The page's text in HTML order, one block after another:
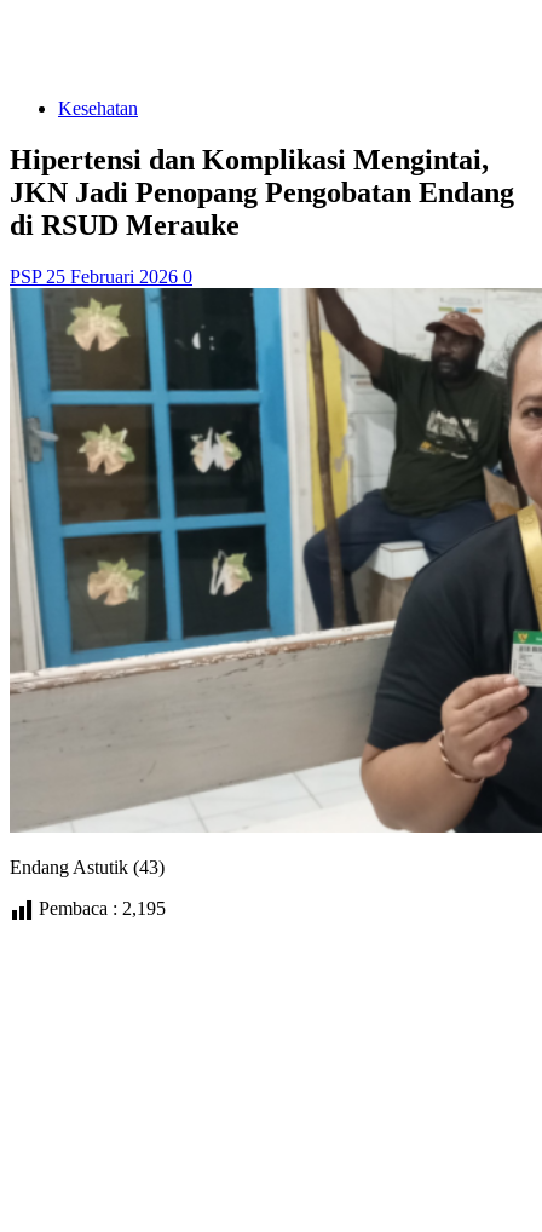
Kesehatan
Hipertensi dan Komplikasi Mengintai,
JKN Jadi Penopang Pengobatan Endang
di RSUD Merauke
PSP 25 Februari 2026 0
Endang Astutik (43)
Pembaca : 2,195